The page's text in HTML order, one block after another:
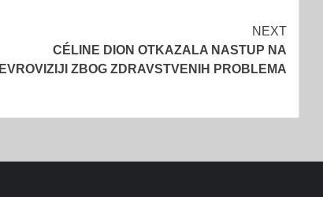
NEXT
CÉLINE DION OTKAZALA NASTUP NA
EVROVIZIJI ZBOG ZDRAVSTVENIH PROBLEMA